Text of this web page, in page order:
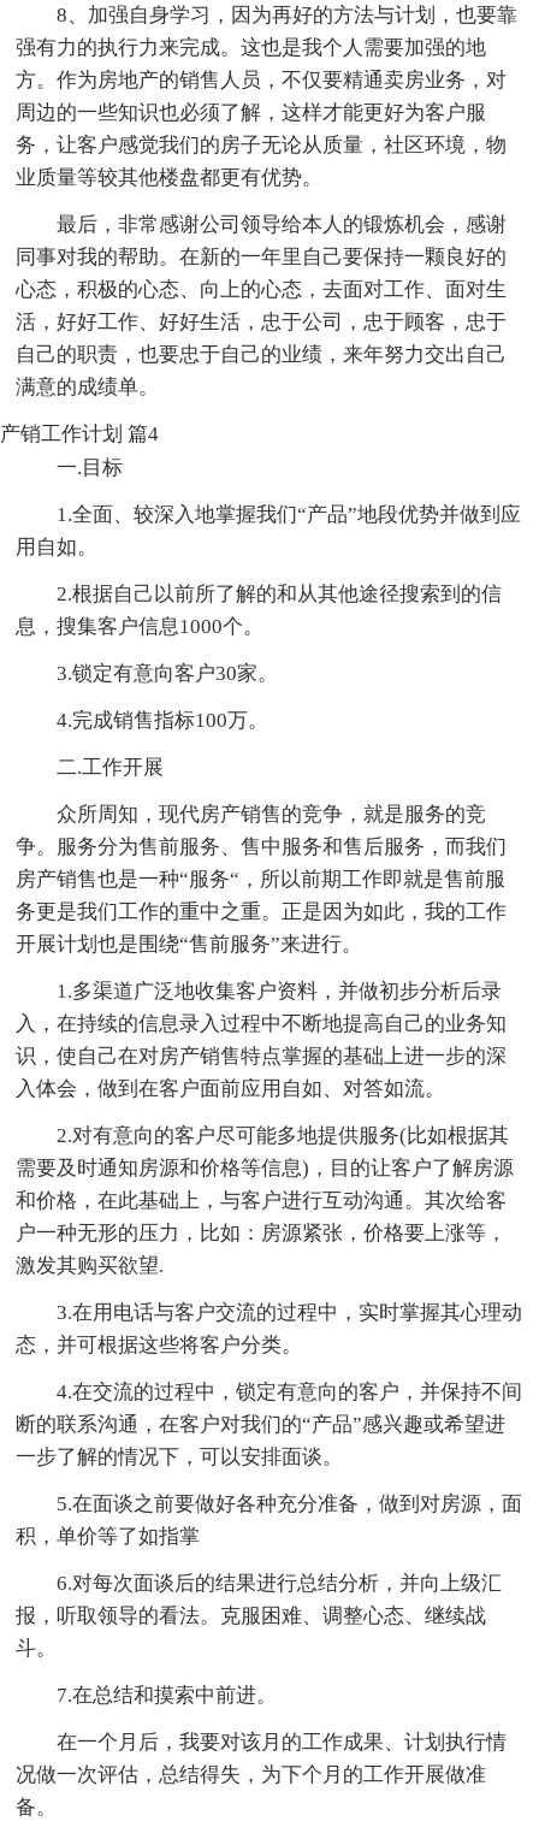
8、加强自身学习，因为再好的方法与计划，也要靠
强有力的执行力来完成。这也是我个人需要加强的地
方。作为房地产的销售人员，不仅要精通卖房业务，对
周边的一些知识也必须了解，这样才能更好为客户服
务，让客户感觉我们的房子无论从质量，社区环境，物
业质量等较其他楼盘都更有优势。
最后，非常感谢公司领导给本人的锻炼机会，感谢
同事对我的帮助。在新的一年里自己要保持一颗良好的
心态，积极的心态、向上的心态，去面对工作、面对生
活，好好工作、好好生活，忠于公司，忠于顾客，忠于
自己的职责，也要忠于自己的业绩，来年努力交出自己
满意的成绩单。
产销工作计划 篇4
一.目标
1.全面、较深入地掌握我们“产品”地段优势并做到应
用自如。
2.根据自己以前所了解的和从其他途径搜索到的信
息，搜集客户信息1000个。
3.锁定有意向客户30家。
4.完成销售指标100万。
二.工作开展
众所周知，现代房产销售的竞争，就是服务的竞
争。服务分为售前服务、售中服务和售后服务，而我们
房产销售也是一种“服务“，所以前期工作即就是售前服
务更是我们工作的重中之重。正是因为如此，我的工作
开展计划也是围绕“售前服务”来进行。
1.多渠道广泛地收集客户资料，并做初步分析后录
入，在持续的信息录入过程中不断地提高自己的业务知
识，使自己在对房产销售特点掌握的基础上进一步的深
入体会，做到在客户面前应用自如、对答如流。
2.对有意向的客户尽可能多地提供服务(比如根据其
需要及时通知房源和价格等信息)，目的让客户了解房源
和价格，在此基础上，与客户进行互动沟通。其次给客
户一种无形的压力，比如：房源紧张，价格要上涨等，
激发其购买欲望.
3.在用电话与客户交流的过程中，实时掌握其心理动
态，并可根据这些将客户分类。
4.在交流的过程中，锁定有意向的客户，并保持不间
断的联系沟通，在客户对我们的“产品”感兴趣或希望进
一步了解的情况下，可以安排面谈。
5.在面谈之前要做好各种充分准备，做到对房源，面
积，单价等了如指掌
6.对每次面谈后的结果进行总结分析，并向上级汇
报，听取领导的看法。克服困难、调整心态、继续战
斗。
7.在总结和摸索中前进。
在一个月后，我要对该月的工作成果、计划执行情
况做一次评估，总结得失，为下个月的工作开展做准
备。